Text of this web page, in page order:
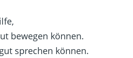
bewegen können.
sprechen können.